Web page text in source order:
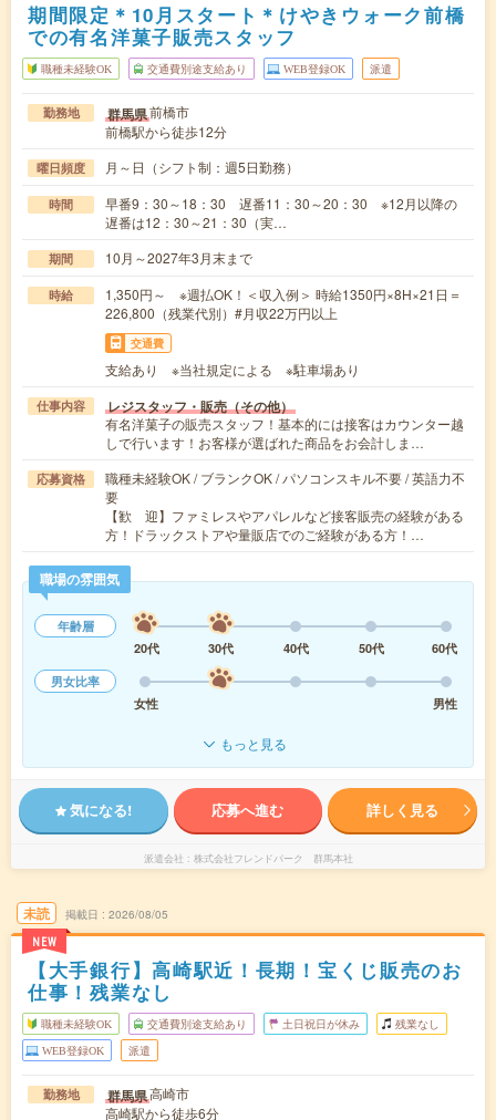
期間限定＊10月スタート＊けやきウォーク前橋
での有名洋菓子販売スタッフ
職種未経験OK 交通費別途支給あり WEB登録OK 派遣
勤務地 群馬県前橋市
前橋駅から徒歩12分
曜日頻度 月～日（シフト制：週5日勤務）
時間
早番9：30～18：30 遅番11：30～20：30 ※12月以降の
遅番は12：30～21：30（実…
期間 10月～2027年3月末まで
時給
1,350円～ ※週払OK！＜収入例＞ 時給1350円×8H×21日＝
226,800（残業代別）#月収22万円以上
交通費
支給あり ※当社規定による ※駐車場あり
仕事内容 レジスタッフ・販売（その他）
有名洋菓子の販売スタッフ！基本的には接客はカウンター越
しで行います！お客様が選ばれた商品をお会計しま…
応募資格
職種未経験OK / ブランクOK / パソコンスキル不要 / 英語力不
要
【歓 迎】ファミレスやアパレルなど接客販売の経験がある
方！ドラックストアや量販店でのご経験がある方！…
職場の雰囲気
年齢層
20代
30代 40代 50代
60代
男女比率
女性
男性
もっと見る
気になる! 応募へ進む 詳しく見る
派遣会社 株式会社フレンドパーク 群馬本社
未読
NEW
掲載日 2026/08/05
【大手銀行】高崎駅近！長期！宝くじ販売のお
仕事！残業なし
職種未経験OK 交通費別途支給あり 土日祝日が休み 残業なし
WEB登録OK 派遣
勤務地 群馬県高崎市
高崎駅から徒歩6分